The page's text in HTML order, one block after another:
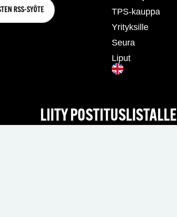
RSS-SYÖTE
TPS-kauppa
Yrityksille
Seura
Liput
LIITY POSTITUSLISTALLE